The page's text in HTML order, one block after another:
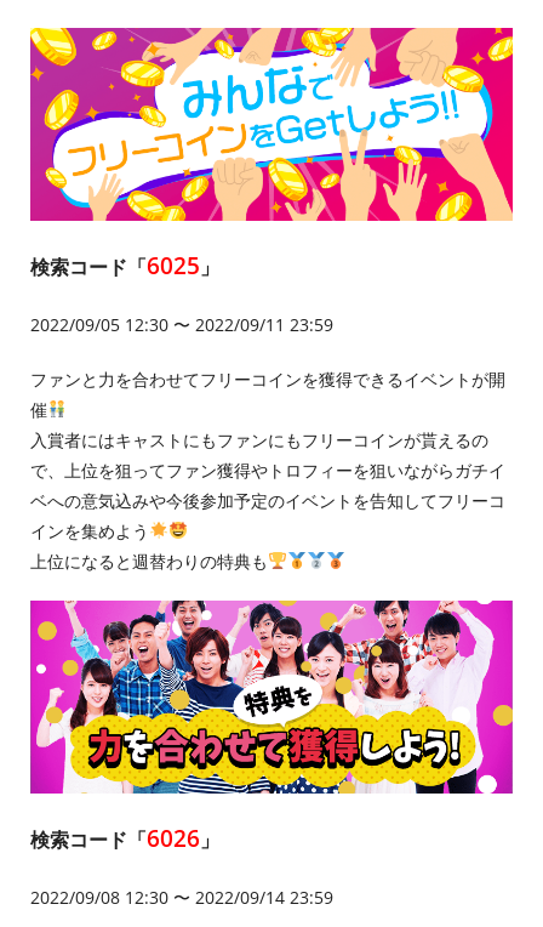
検索コード「6025 」
2022/09/05 12:30 〜 2022/09/11 23:59
ファンと力を合わせてフリーコインを獲得できるイベントが開
催
入賞者にはキャストにもファンにもフリーコインが貰えるの
で、上位を狙ってファン獲得やトロフィーを狙いながらガチイ
ベへの意気込みや今後参加予定のイベントを告知してフリーコ
インを集めよう
上位になると週替わりの特典も
検索コード「6026 」
2022/09/08 12:30 〜 2022/09/14 23:59